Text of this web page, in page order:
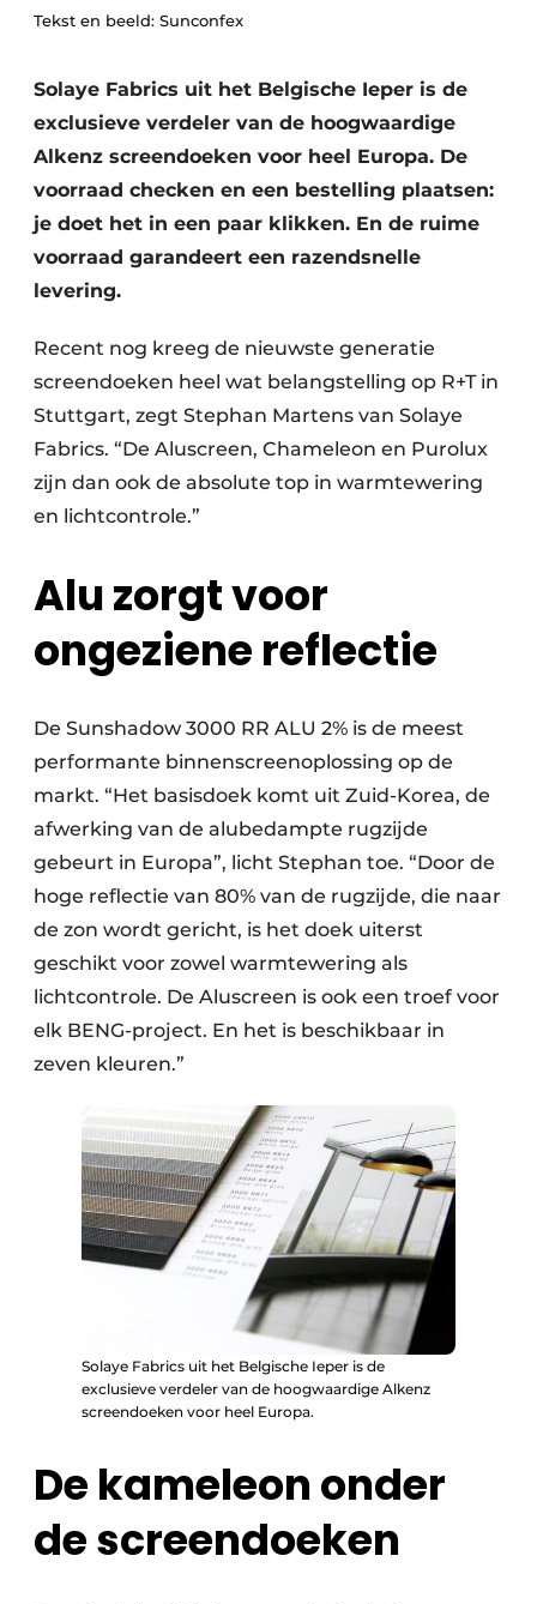
Podcasts
Vacature aanmelden
Vacatures
Tekst en beeld: Sunconfex
Solaye Fabrics uit het Belgische Ieper is de
exclusieve verdeler van de hoogwaardige
Alkenz screendoeken voor heel Europa. De
voorraad checken en een bestelling plaatsen:
je doet het in een paar klikken. En de ruime
voorraad garandeert een razendsnelle
levering.
Recent nog kreeg de nieuwste generatie
screendoeken heel wat belangstelling op R+T in
Stuttgart, zegt Stephan Martens van Solaye
Fabrics. “De Aluscreen, Chameleon en Purolux
zijn dan ook de absolute top in warmtewering
en lichtcontrole.”
Alu zorgt voor
ongeziene reflectie
De Sunshadow 3000 RR ALU 2% is de meest
performante binnenscreenoplossing op de
markt. “Het basisdoek komt uit Zuid-Korea, de
afwerking van de alubedampte rugzijde
gebeurt in Europa”, licht Stephan toe. “Door de
hoge reflectie van 80% van de rugzijde, die naar
de zon wordt gericht, is het doek uiterst
geschikt voor zowel warmtewering als
lichtcontrole. De Aluscreen is ook een troef voor
elk BENG-project. En het is beschikbaar in
zeven kleuren.”
Solaye Fabrics uit het Belgische Ieper is de
exclusieve verdeler van de hoogwaardige Alkenz
screendoeken voor heel Europa.
De kameleon onder
de screendoeken